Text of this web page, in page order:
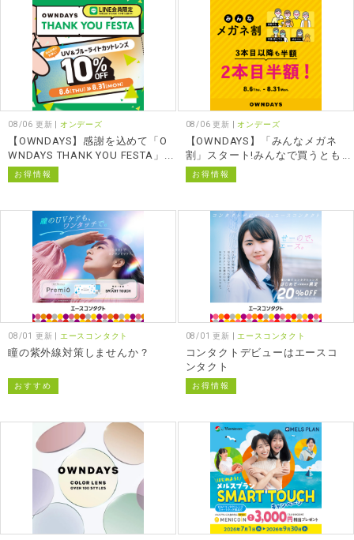
08/06 更新 | オンデーズ
【OWNDAYS】感謝を込めて「O
WNDAYS THANK YOU FESTA」
スタート!第1弾はUV&ブ ルーラ
イトカットレンズ
お得情報
08/06 更新 | オンデーズ
【OWNDAYS】「みんなメガネ
割」スタート!みんなで買うとも
っとお得に。
お得情報
08/01 更新 | エースコンタクト
瞳の紫外線対策しませんか？
おすすめ
08/01 更新 | エースコンタクト
コンタクトデビューはエースコ
ンタクト
お得情報